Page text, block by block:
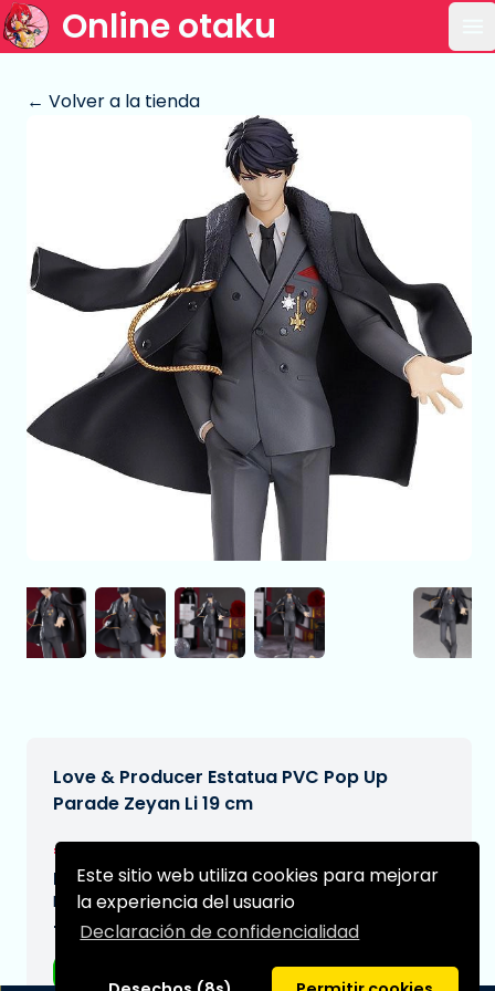
Este sitio web utiliza cookies para mejorar
la experiencia del usuario
Declaración de confidencialidad
Online otaku
← Volver a la tienda
Love & Producer Estatua PVC Pop Up
Parade Zeyan Li 19 cm
€44,95
Fecha de entrega prevista:
N/A
Tipo: